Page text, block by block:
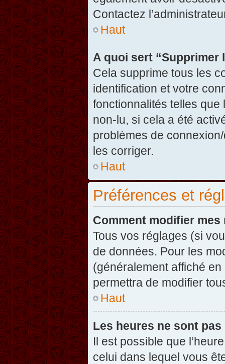
Contactez
Haut
A quoi sert “Supprimer
Cela supprime tous les
identification et votre
fonctionnalités telles que
non-lu, si cela a été
problèmes de
les corriger.
Haut
Préférences et
Comment modifier mes
Tous vos réglages (si
de données. Pour les
(généralement affiché
permettra de modifier
Haut
Les heures ne sont
Il est possible que
celui dans lequel vous